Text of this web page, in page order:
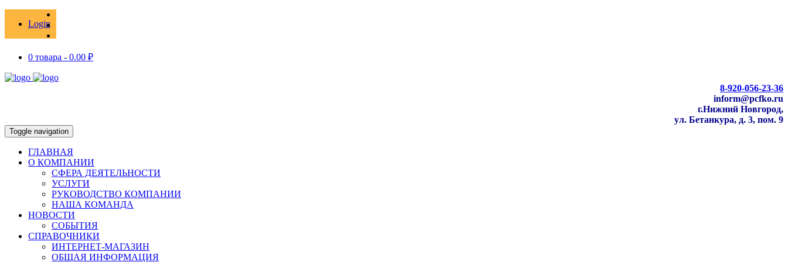
Login
0 товара - 0.00 ₽
8-920-056-23-36
inform@pcfko.ru
г.Нижний Новгород,
ул. Бетанкура, д. 3, пом. 9
Toggle navigation
ГЛАВНАЯ
О КОМПАНИИ
СФЕРА ДЕЯТЕЛЬНОСТИ
УСЛУГИ
РУКОВОДСТВО КОМПАНИИ
НАША КОМАНДА
НОВОСТИ
СОБЫТИЯ
СПРАВОЧНИКИ
ИНТЕРНЕТ-МАГАЗИН
ОБЩАЯ ИНФОРМАЦИЯ